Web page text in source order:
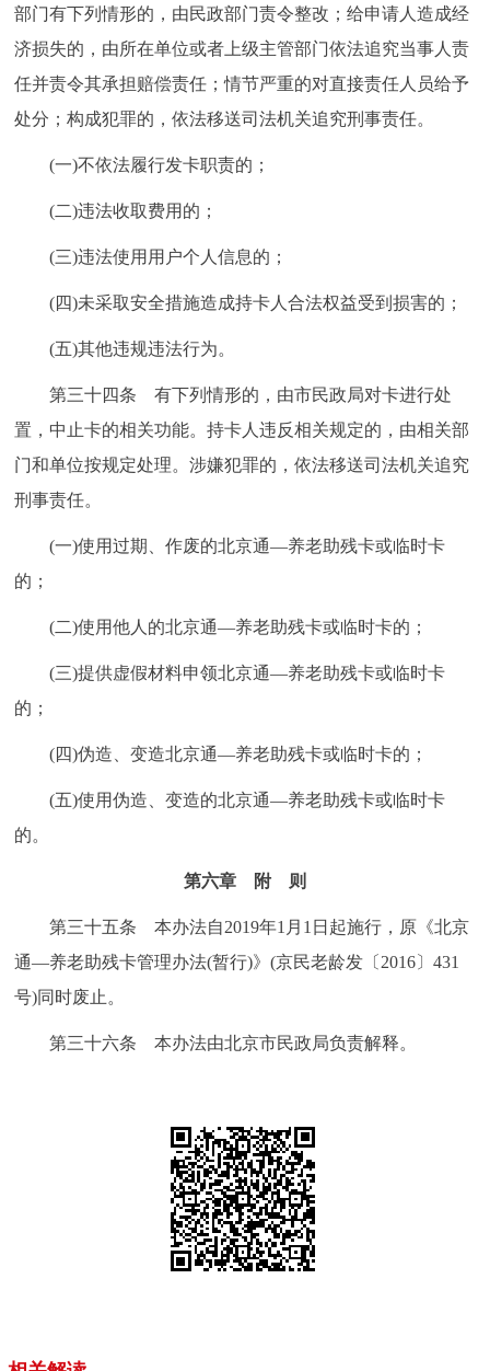
部门有下列情形的，由民政部门责令整改；给申请人造成经
济损失的，由所在单位或者上级主管部门依法追究当事人责
任并责令其承担赔偿责任；情节严重的对直接责任人员给予
处分；构成犯罪的，依法移送司法机关追究刑事责任。
(一)不依法履行发卡职责的；
(二)违法收取费用的；
(三)违法使用用户个人信息的；
(四)未采取安全措施造成持卡人合法权益受到损害的；
(五)其他违规违法行为。
第三十四条 有下列情形的，由市民政局对卡进行处
置，中止卡的相关功能。持卡人违反相关规定的，由相关部
门和单位按规定处理。涉嫌犯罪的，依法移送司法机关追究
刑事责任。
(一)使用过期、作废的北京通—养老助残卡或临时卡
的；
(二)使用他人的北京通—养老助残卡或临时卡的；
(三)提供虚假材料申领北京通—养老助残卡或临时卡
的；
(四)伪造、变造北京通—养老助残卡或临时卡的；
(五)使用伪造、变造的北京通—养老助残卡或临时卡
的。
第六章 附 则
第三十五条 本办法自2019年1月1日起施行，原《北京
通—养老助残卡管理办法(暂行)》(京民老龄发〔2016〕431
号)同时废止。
第三十六条 本办法由北京市民政局负责解释。